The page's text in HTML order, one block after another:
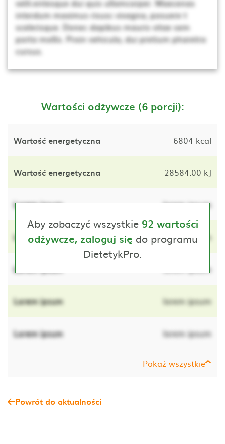
velit.entesque dui quis ullamcorper. Maecenas
interdum maximus risusc vivagna, posuere t
scelerisque. Donec dapibus mauris vitae sem
porta mollis. Proin vehicula, dui pretium pharetra
cursus.
Wartości odżywcze (6 porcji):
Wartość energetyczna 6804 kcal
Wartość energetyczna 28584.00 kJ
Lorem ipsum lorem ipsum
Lorem ipsum lorem ipsum
Lorem ipsum lorem ipsum
Lorem ipsum lorem ipsum
Lorem ipsum lorem ipsum
Pokaż wszystkie
Aby zobaczyć wszystkie 92 wartości
odżywcze, zaloguj się do programu
DietetykPro.
Powrót do aktualności